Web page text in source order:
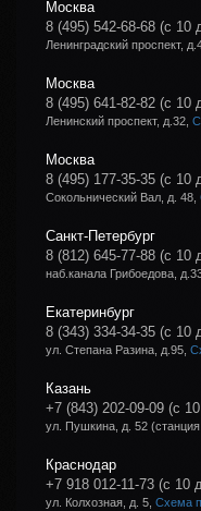
Москва
8 (495) 542-68-68 (с 10
Ленинградский проспект,
Москва
8 (495) 641-82-82 (с 10
Ленинский проспект, д.32,
Москва
8 (495) 177-35-35 (с 10
Сокольнический Вал, д. 48,
Санкт-Петербург
8 (812) 645-77-88 (с 10
наб.канала Грибоедова,
Екатеринбург
8 (343) 334-34-35 (с 10
ул. Степана Разина, д.95,
Казань
+7 (843) 202-09-09 (с
ул. Пушкина, д. 52
Краснодар
+7 918 012-11-73 (с 10
ул. Колхозная, д. 5, Схема